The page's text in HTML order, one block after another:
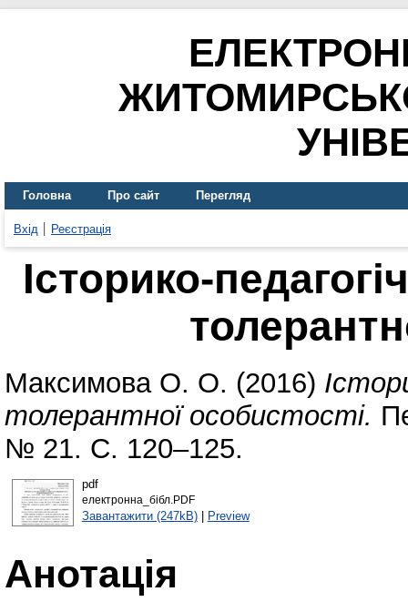
Головна Про сайт Перегляд
Вхід Реєстрація
Історико-
Максимова О. О. (2016)
толерантної особистості.
№ 21. С. 120–125.
pdf
електронна_бібл.PDF
Завантажити (247kB)| Preview
Анотація